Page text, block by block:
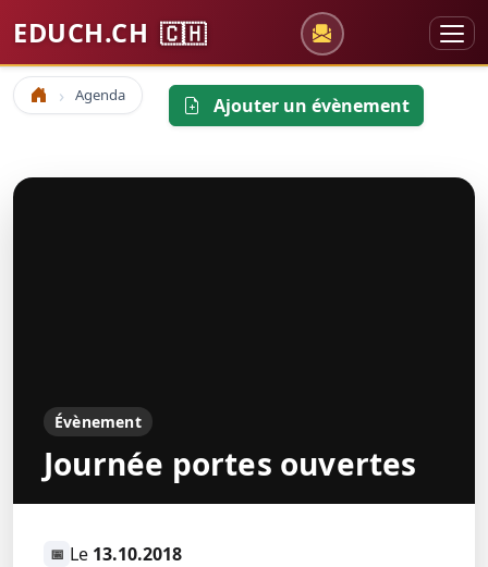
EDUCH.CH 🇨🇭
Accueil Agenda Ajouter un évènement
Évènement
Journée portes ouvertes
📅 Le 13.10.2018